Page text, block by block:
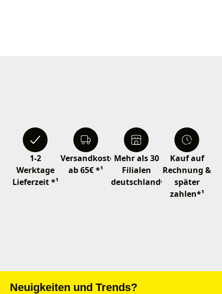
1-2
Werktage
Lieferzeit *¹
Versandkostenfrei
ab 65€ *¹
Mehr als 30
Filialen
deutschlandweit
Kauf auf
Rechnung &
später
zahlen*¹
Neuigkeiten und Trends?